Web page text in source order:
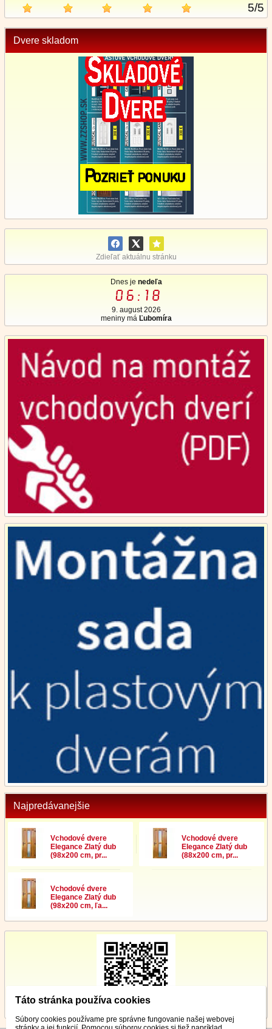
5/5
Dvere skladom
Zdieľať aktuálnu stránku
Dnes je nedeľa
06:18
9. august 2026
meniny má Ľubomíra
Najpredávanejšie
Vchodové dvere
Elegance Zlatý dub
(98x200 cm, pr...
Vchodové dvere
Elegance Zlatý dub
(88x200 cm, pr...
Vchodové dvere
Elegance Zlatý dub
(98x200 cm, ľa...
Táto stránka používa cookies
Súbory cookies používame pre správne fungovanie našej webovej